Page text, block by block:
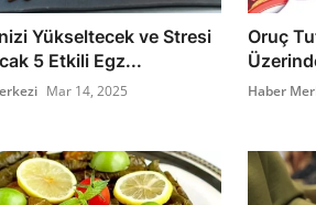
Yükseltecek ve Stresi
5 Etkili Egz...
Mar 14, 2025
Oruç
Haber